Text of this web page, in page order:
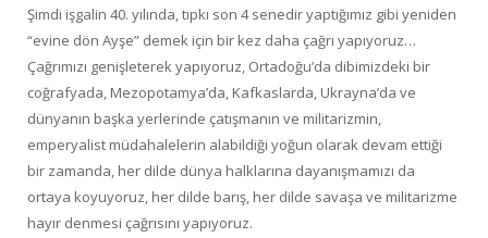
Şimdi işgalin 40. yılında, tıpkı son 4 senedir yaptığımız gibi yeniden
“evine dön Ayşe” demek için bir kez daha çağrı yapıyoruz…
Çağrımızı genişleterek yapıyoruz, Ortadoğu’da dibimizdeki bir
coğrafyada, Mezopotamya’da, Kafkaslarda, Ukrayna’da ve
dünyanın başka yerlerinde çatışmanın ve militarizmin,
emperyalist müdahalelerin alabildiği yoğun olarak devam ettiği
bir zamanda, her dilde dünya halklarına dayanışmamızı da
ortaya koyuyoruz, her dilde barış, her dilde savaşa ve militarizme
hayır denmesi çağrısını yapıyoruz.